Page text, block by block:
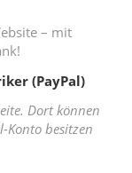
– mit
(PayPal)
Dort können
Konto besitzen